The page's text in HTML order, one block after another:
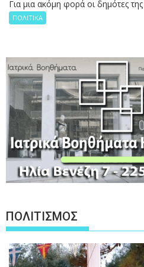
Για μια ακόμη φορά οι δημότες
ΠΟΛΙΤΙΚΑ
ΠΟΛΙΤΙΣΜΟΣ